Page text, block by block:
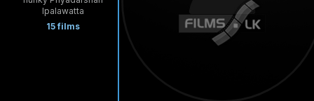
Ipalawatta
15 films